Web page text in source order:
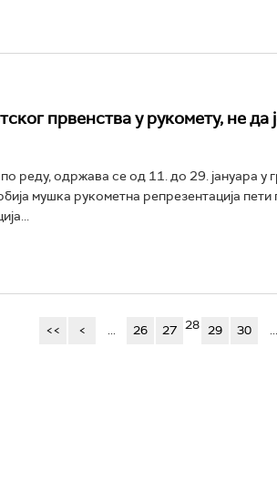
првенства у рукомету, не да
реду, одржава се од 11. до 29. јануара у
мушка рукометна репрезентација пети
<< < ... 26 27 28 29 30 ...